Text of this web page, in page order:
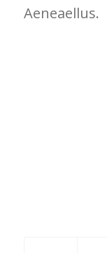
Aeneaellus.